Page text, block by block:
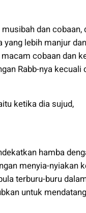
dan
lebih manjur
cobaan dan
Rabb-nya kecuali
ketika dia sujud,
hamba
menyia-nyiakan
terburu-buru
untuk